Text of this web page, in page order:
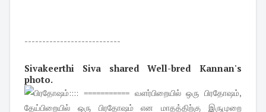
---------------------------
Sivakeerthi SivasharedWell-bred Kannan's
photo.